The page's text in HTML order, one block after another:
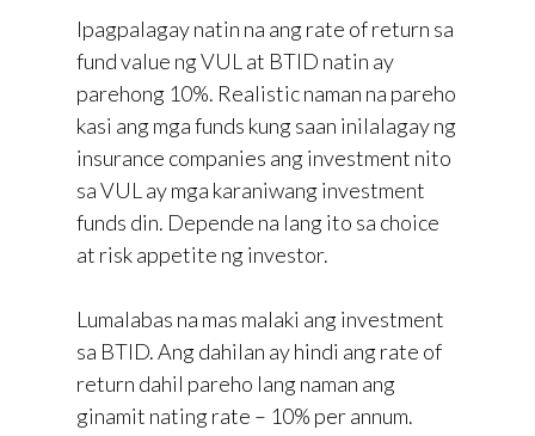
Ipagpalagay natin na ang rate of return sa
fund value ng VUL at BTID natin ay
parehong 10%. Realistic naman na pareho
kasi ang mga funds kung saan inilalagay ng
insurance companies ang investment nito
sa VUL ay mga karaniwang investment
funds din. Depende na lang ito sa choice
at risk appetite ng investor.
Lumalabas na mas malaki ang investment
sa BTID. Ang dahilan ay hindi ang rate of
return dahil pareho lang naman ang
ginamit nating rate – 10% per annum.